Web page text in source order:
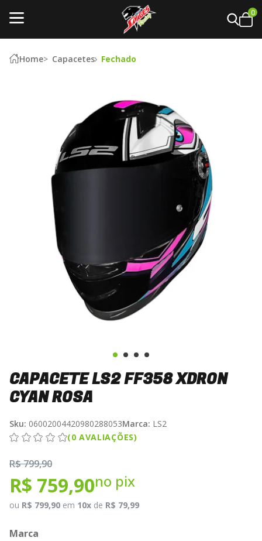
0
Home Capacetes Fechado
CAPACETE LS2 FF358 XDRON
CYAN ROSA
Sku: 06002004420980288053Marca: LS2
(0 AVALIAÇÕES)
R$ 799,90
R$ 759,90no pix
ou R$ 799,90 em 10x de R$ 79,99
Marca